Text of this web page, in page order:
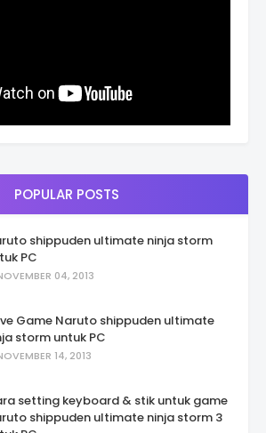
POPULAR POSTS
shippuden ultimate ninja storm
PC
04, 2013
Game Naruto shippuden ultimate
storm untuk PC
14, 2013
setting keyboard & stik untuk game
shippuden ultimate ninja storm 3